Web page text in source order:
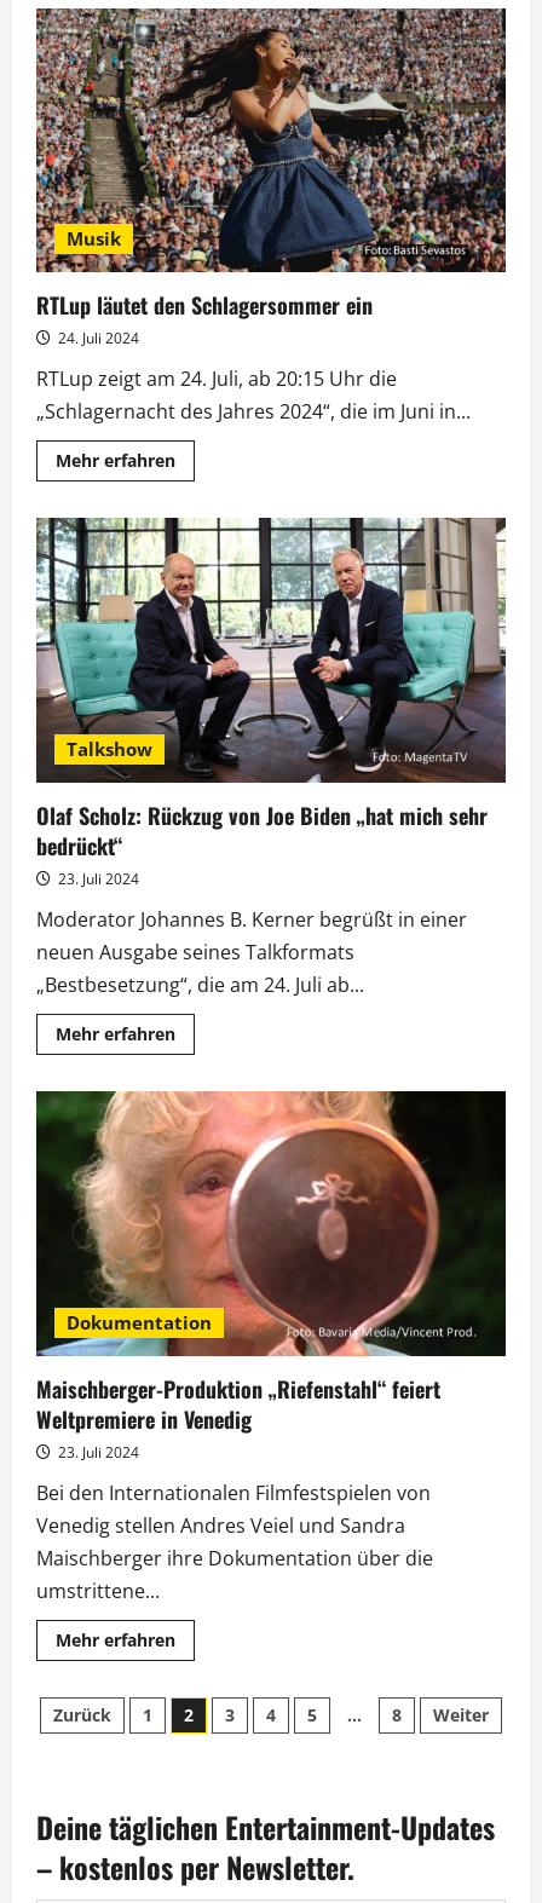
vs.
Rosin
–
Wer
begeistert
die
meisten
Gäste?
Musik
RTLup läutet den Schlagersommer ein
24. Juli 2024
RTLup zeigt am 24. Juli, ab 20:15 Uhr die
„Schlagernacht des Jahres 2024“, die im Juni in...
Mehr erfahrenMehr
Informationen
läutet
den
Schlagersommer
ein
Talkshow
Olaf Scholz: Rückzug von Joe Biden „hat mich sehr
bedrückt“
23. Juli 2024
Moderator Johannes B. Kerner begrüßt in einer
neuen Ausgabe seines Talkformats
„Bestbesetzung“, die am 24. Juli ab...
Mehr erfahrenMehr
Informationen
Scholz:
Rückzug
von
Joe
Biden
„hat
mich
sehr
bedrückt“
Dokumentation
Maischberger-Produktion „Riefenstahl“ feiert
Weltpremiere in Venedig
23. Juli 2024
Bei den Internationalen Filmfestspielen von
Venedig stellen Andres Veiel und Sandra
Maischberger ihre Dokumentation über die
umstrittene...
Mehr erfahrenMehr
Informationen
Produktion
„Riefenstahl“
feiert
Seitennummerierung
Beiträge
Zurück 1 2 3 4 5 … 8 Weiter
Deine täglichen Entertainment-Updates
– kostenlos per Newsletter.